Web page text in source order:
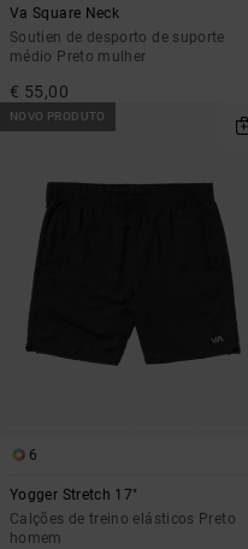
Va Square Neck
Soutien de desporto de suporte
médio Preto mulher
€ 55,00
NOVO PRODUTO
6
Yogger Stretch 17"
Calções de treino elásticos Preto
homem